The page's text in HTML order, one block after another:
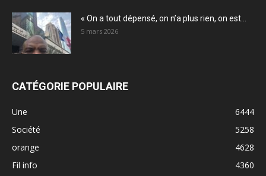
« On a tout dépensé, on n’a plus rien, on est...
5 mars 2026
CATÉGORIE POPULAIRE
Une
6444
Société
5258
orange
4628
Fil info
4360